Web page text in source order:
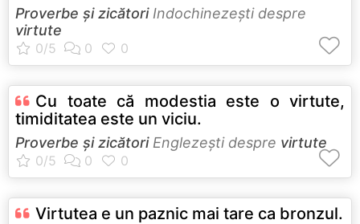
Proverbe și zicătoriIndochinezeşti despre
virtute
Cu toate că modestia este o virtute,
timiditatea este un viciu.
Proverbe și zicătoriEnglezeşti despre virtute
Virtutea e un paznic mai tare ca bronzul.